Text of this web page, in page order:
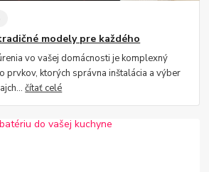
modely pre každého
vo vašej domácnosti je komplexný
prvkov, ktorých správna inštalácia a výber
čítať celé